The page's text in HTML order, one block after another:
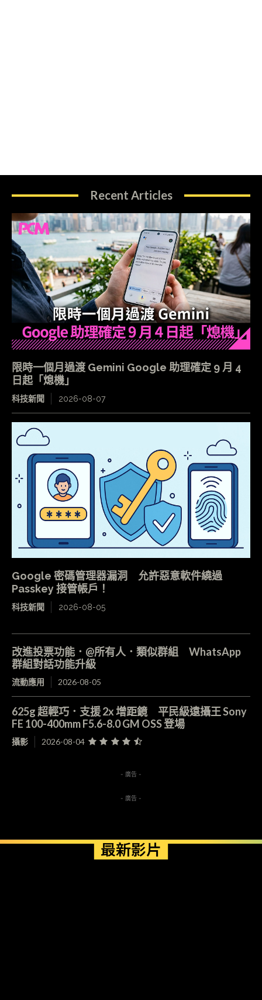
Recent Articles
限時一個月過渡 Gemini Google 助理確定 9 月 4
日起「熄機」
科技新聞 2026-08-07
Google 密碼管理器漏洞 允許惡意軟件繞過
Passkey 接管帳戶！
科技新聞 2026-08-05
改進投票功能．@所有人．類似群組 WhatsApp
群組對話功能升級
流動應用 2026-08-05
625g 超輕巧．支援 2x 增距鏡 平民級遠攝王 Sony
FE 100-400mm F5.6-8.0 GM OSS 登場
攝影 2026-08-04
- 廣告 -
- 廣告 -
最新影片